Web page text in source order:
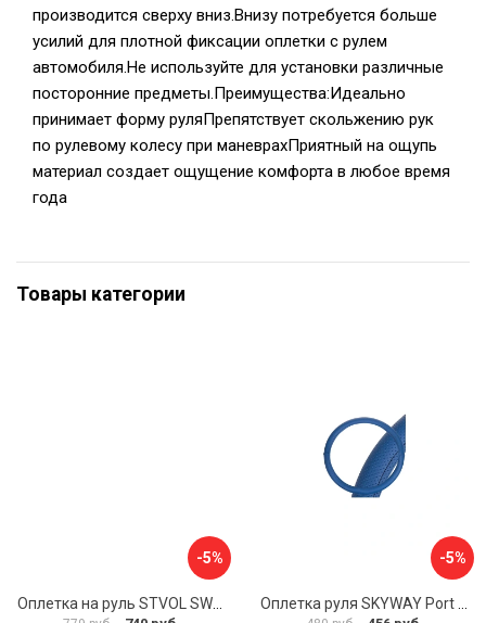
производится сверху вниз.Внизу потребуется больше
усилий для плотной фиксации оплетки с рулем
автомобиля.Не используйте для установки различные
посторонние предметы.Преимущества:Идеально
принимает форму руляПрепятствует скольжению рук
по рулевому колесу при маневрахПриятный на ощупь
материал создает ощущение комфорта в любое время
года
Товары категории
-5% -5%